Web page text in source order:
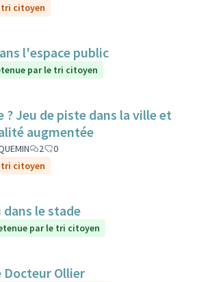
tri citoyen
l'espace public
par le tri citoyen
? Jeu de piste dans la ville et
augmentée
2
0
tri citoyen
dans le stade
par le tri citoyen
Ollier